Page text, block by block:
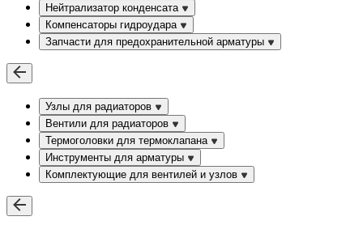
Нейтрализатор конденсата
Компенсаторы гидроудара
Запчасти для предохранительной арматуры
Узлы для радиаторов
Вентили для радиаторов
Термоголовки для термоклапана
Инструменты для арматуры
Комплектующие для вентилей и узлов